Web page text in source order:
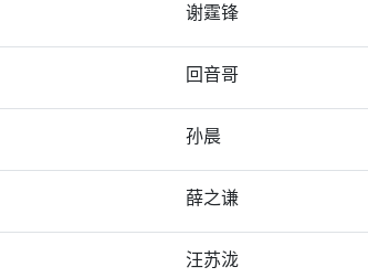
谢霆锋
回音哥
孙晨
薛之谦
汪苏泷